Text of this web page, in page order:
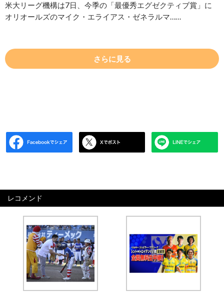
米大リーグ機構は7日、今季の「最優秀エグゼクティブ賞」に
オリオールズのマイク・エライアス・ゼネラルマ……
さらに見る
レコメンド